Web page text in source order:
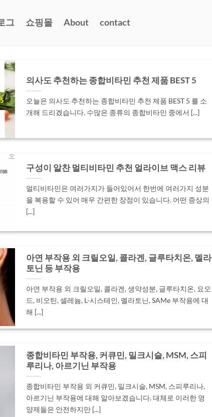
그 쇼핑몰 About contact
의사도 추천하는 종합비타민 추천 제품 BEST 5
오늘은 의사도 추천하는 종합비타민 추천 제품 BEST 5 를 소
개해 드리겠습니다. 수많은 종류의 종합비타민 중에서 [...]
구성이 알찬 멀티비타민 추천 얼라이브 맥스 리뷰
멀티비타민은 여러가지가 들어있어서 한번에 여러가지 성분
을 복용할 수 있어 매우 간편한 장점이 있습니다. 어떤 증상의
[...]
아연 부작용 외 크릴오일, 콜라겐, 글루타치온, 멜라
토닌 등 부작용
아연 부작용 외 크릴오일, 콜라겐, 생약성분, 글루타치온, 요오
드, 비오틴, 셀레늄, L-시스테인, 멜라토닌, SAMe 부작용에 대
해 [...]
종합비타민 부작용, 커큐민, 밀크시슬, MSM, 스피
루리나, 아르기닌 부작용
종합비타민 부작용 외 커큐민, 밀크시슬, MSM, 스피루리나,
아르기닌 부작용에 대해 알아보겠습니다. 대체로 이러한 영
양제들은 안전하지만 [...]